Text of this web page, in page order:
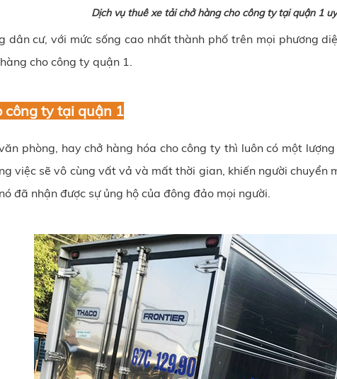
Dịch vụ thuê xe tải chở hàng cho công ty tại quận 1
dân cư, với mức sống cao nhất thành phố trên mọi phương
cho công ty quận 1.
công ty tại quận 1
phòng, hay chở hàng hóa cho công ty thì luôn có một
việc sẽ vô cùng vất vả và mất thời gian, khiến người chuyển
đã nhận được sự ủng hộ của đông đảo mọi người.